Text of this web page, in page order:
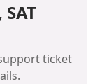
ticket